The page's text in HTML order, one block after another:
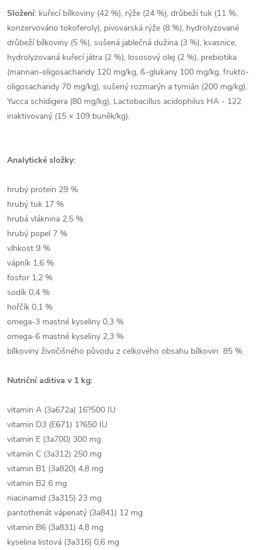
Složení: kuřecí bílkoviny (42 %), rýže (24 %), drůbeží tuk (11 %,
konzervováno tokoferoly), pivovarská rýže (8 %), hydrolyzované
drůbeží bílkoviny (5 %), sušená jablečná dužina (3 %), kvasnice,
hydrolyzovaná kuřecí játra (2 %), lososový olej (2 %), prebiotika
(mannan-oligosacharidy 120 mg/kg, ß-glukany 100 mg/kg, frukto-
oligosacharidy 70 mg/kg), sušený rozmarýn a tymián (200 mg/kg),
Yucca schidigera (80 mg/kg), Lactobacillus acidophilus HA - 122
inaktivovaný (15 × 109 buněk/kg).
Analytické složky:
hrubý protein 29 %
hrubý tuk 17 %
hrubá vláknina 2,5 %
hrubý popel 7 %
vlhkost 9 %
vápník 1,6 %
fosfor 1,2 %
sodík 0,4 %
hořčík 0,1 %
omega-3 mastné kyseliny 0,3 %
omega-6 mastné kyseliny 2,3 %
bílkoviny živočišného původu z celkového obsahu bílkovin 85 %
Nutriční aditiva v 1 kg:
vitamin A (3a672a) 16?500 IU
vitamin D3 (E671) 1?650 IU
vitamin E (3a700) 300 mg
vitamin C (3a312) 250 mg
vitamin B1 (3a820) 4,8 mg
vitamin B2 6 mg
niacinamid (3a315) 23 mg
pantothenát vápenatý (3a841) 12 mg
vitamin B6 (3a831) 4,8 mg
kyselina listová (3a316) 0,6 mg